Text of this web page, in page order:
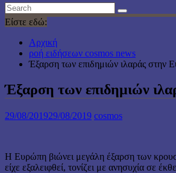
Είστε εδώ:
Αρχική
ροή ειδήσεων cosmos news
Έξαρση των επιδημιών ιλαράς στην
Έξαρση των επιδημιών
29/08/201929/08/2019 cosmos
Η Ευρώπη βιώνει μεγάλη έξαρση των
είχε εξαλειφθεί, τονίζει με ανησυχία σε